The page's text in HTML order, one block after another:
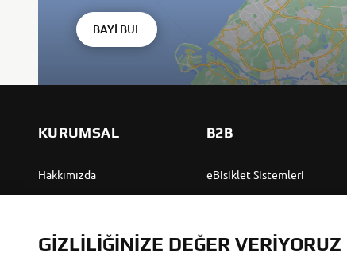
BAYİ BUL
KURUMSAL
Hakkımızda
Olaylar
B2B
eBisiklet Sistemleri
GIZLILIĞINIZE DEĞER VERIYORUZ